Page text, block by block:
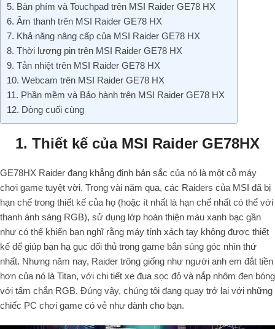
5. Bàn phím và Touchpad trên MSI Raider GE78 HX
6. Âm thanh trên MSI Raider GE78 HX
7. Khả năng nâng cấp của MSI Raider GE78 HX
8. Thời lượng pin trên MSI Raider GE78 HX
9. Tản nhiệt trên MSI Raider GE78 HX
10. Webcam trên MSI Raider GE78 HX
11. Phần mềm và Bảo hành trên MSI Raider GE78 HX
12. Dòng cuối cùng
1. Thiết kế của MSI Raider GE78HX
GE78HX Raider đang khẳng định bản sắc của nó là một cỗ máy
chơi game tuyệt vời. Trong vài năm qua, các Raiders của MSI đã bị
hạn chế trong thiết kế của họ (hoặc ít nhất là hạn chế nhất có thể với
thanh ánh sáng RGB), sử dụng lớp hoàn thiện màu xanh bạc gần
như có thể khiến bạn nghĩ rằng máy tính xách tay không được thiết
kế để giúp bạn hạ gục đối thủ trong game bắn súng góc nhìn thứ
nhất. Nhưng năm nay, Raider trông giống như người anh em đắt tiền
hơn của nó là Titan, với chi tiết xe đua sọc đỏ và nắp nhôm đen bóng
với tấm chắn RGB. Đúng vậy, chúng tôi đang quay trở lại với những
chiếc PC chơi game có vẻ như dành cho bạn.